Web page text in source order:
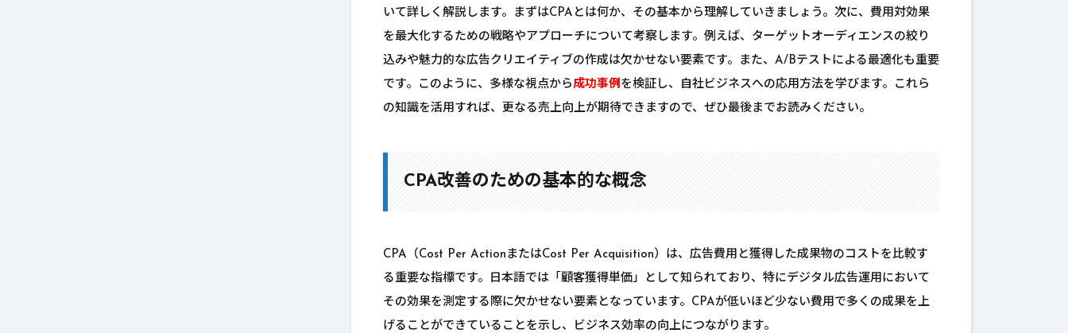
いて詳しく解説します。まずはCPAとは何か、その基本から理解していきましょう。次に、費用対効果
を最大化するための戦略やアプローチについて考察します。例えば、ターゲットオーディエンスの絞り
込みや魅力的な広告クリエイティブの作成は欠かせない要素です。また、A/Bテストによる最適化も重要
です。このように、多様な視点から成功事例を検証し、自社ビジネスへの応用方法を学びます。これら
の知識を活用すれば、更なる売上向上が期待できますので、ぜひ最後までお読みください。
CPA改善のための基本的な概念
CPA（Cost Per ActionまたはCost Per Acquisition）は、広告費用と獲得した成果物のコストを比較す
る重要な指標です。日本語では「顧客獲得単価」として知られており、特にデジタル広告運用において
その効果を測定する際に欠かせない要素となっています。CPAが低いほど少ない費用で多くの成果を上
げることができていることを示し、ビジネス効率の向上につながります。